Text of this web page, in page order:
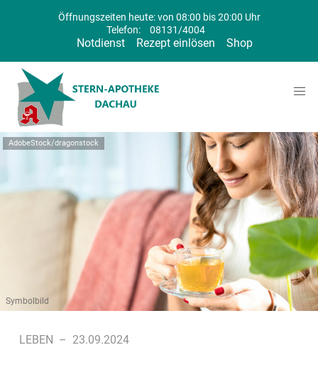
Öffnungszeiten heute: von 08:00 bis 20:00 Uhr
Telefon:
08131/4004
Notdienst Rezept einlösen Shop
AdobeStock/dragonstock
Symbolbild
LEBEN – 23.09.2024